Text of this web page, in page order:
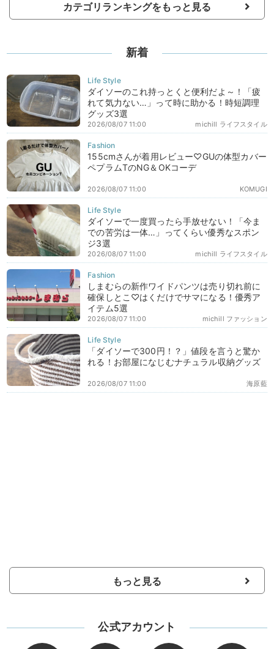
カテゴリランキングをもっと見る
新着
ダイソーのこれ持っとくと便利だよ～！「疲
れて気力ない…」って時に助かる！時短調理
グッズ3選
michill ライフスタイル
2026/08/07 11:00
155cmさんが着用レビュー♡GUの体型カバー
ペプラムTのNG＆OKコーデ
KOMUGI
2026/08/07 11:00
ダイソーで一度買ったら手放せない！「今ま
での苦労は一体…」ってくらい優秀なスポン
ジ3選
michill ライフスタイル
2026/08/07 11:00
しまむらの新作ワイドパンツは売り切れ前に
確保しとこ♡はくだけでサマになる！優秀ア
イテム5選
michill ファッション
2026/08/07 11:00
「ダイソーで300円！？」値段を言うと驚か
れる！お部屋になじむナチュラル収納グッズ
海原藍
2026/08/07 11:00
もっと見る
公式アカウント